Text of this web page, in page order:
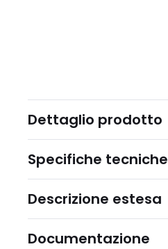
Dettaglio prodotto
Specifiche tecniche
Descrizione estesa
Documentazione